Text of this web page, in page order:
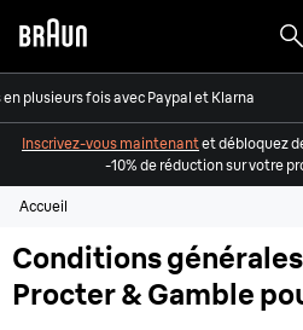
plusieurs fois avec Paypal et Klarna
Inscrivez-vous maintenantet débloquez
-10% de réduction sur votre
Accueil
Conditions
Procter & Gamble